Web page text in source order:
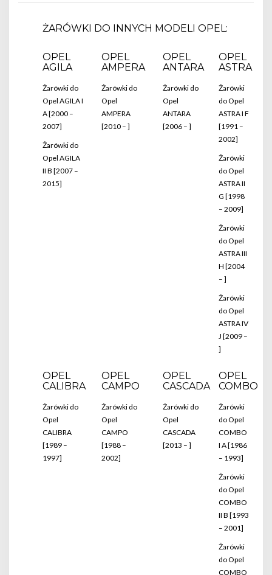
ŻARÓWKI DO INNYCH MODELI OPEL:
OPEL
AGILA
Żarówki do
Opel AGILA I
A [2000 –
2007]
Żarówki do
Opel AGILA
II B [2007 –
2015]
OPEL
AMPERA
Żarówki do
Opel
AMPERA
[2010 – ]
OPEL
ANTARA
Żarówki do
Opel
ANTARA
[2006 – ]
OPEL
ASTRA
Żarówki
do Opel
ASTRA I F
[1991 –
2002]
Żarówki
do Opel
ASTRA II
G [1998
– 2009]
Żarówki
do Opel
ASTRA III
H [2004
– ]
Żarówki
do Opel
ASTRA IV
J [2009 –
]
OPEL
CALIBRA
Żarówki do
Opel
CALIBRA
[1989 –
1997]
OPEL
CAMPO
Żarówki do
Opel
CAMPO
[1988 –
2002]
OPEL
CASCADA
Żarówki do
Opel
CASCADA
[2013 – ]
OPEL
COMBO
Żarówki
do Opel
COMBO
I A [1986
– 1993]
Żarówki
do Opel
COMBO
II B [1993
– 2001]
Żarówki
do Opel
COMBO